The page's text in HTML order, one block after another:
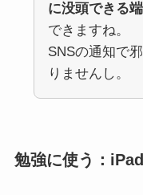
に没頭できる
できますね。
SNSの通知で
りませんし。
勉強に使う：